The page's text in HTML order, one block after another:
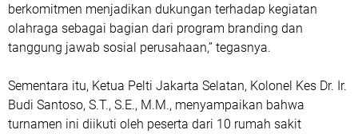
berkomitmen menjadikan dukungan terhadap kegiatan
olahraga sebagai bagian dari program branding dan
tanggung jawab sosial perusahaan,” tegasnya.
Sementara itu, Ketua Pelti Jakarta Selatan, Kolonel Kes Dr. Ir.
Budi Santoso, S.T., S.E., M.M., menyampaikan bahwa
turnamen ini diikuti oleh peserta dari 10 rumah sakit